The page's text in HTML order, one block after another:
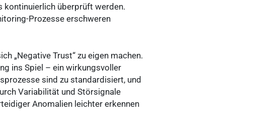
kontinuierlich überprüft werden.
Prozesse erschweren
„Negative Trust“ zu eigen machen.
ins Spiel – ein wirkungsvoller
sind zu standardisiert, und
Variabilität und Störsignale
Anomalien leichter erkennen